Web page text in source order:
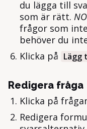
du lägga till
som är rätt.
frågor som
behöver du
Klicka på Lägg
Redigera fråga
Klicka på
Redigera